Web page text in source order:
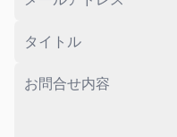
タイトル
お問合せ内容*